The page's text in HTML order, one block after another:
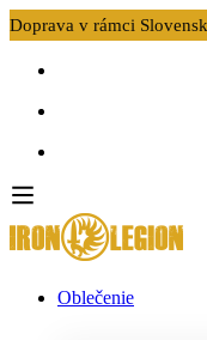
Doprava v rámci
Oblečenie